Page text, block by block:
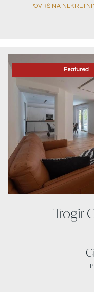
POVRŠINA
Featured
Trogir